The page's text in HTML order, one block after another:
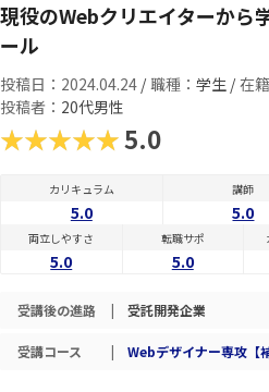
現役のWebクリエイターから
ール
投稿日：2024.04.24 / 職種： 学生 / 在
投稿者： 20代男性
★★★★★5.0
カリキュラム
5.0
講師
5.0
両立しやすさ
5.0
転職サポ
5.0
受講後の進路 | 受託開発企業
受講コース | Webデザイナー専攻【